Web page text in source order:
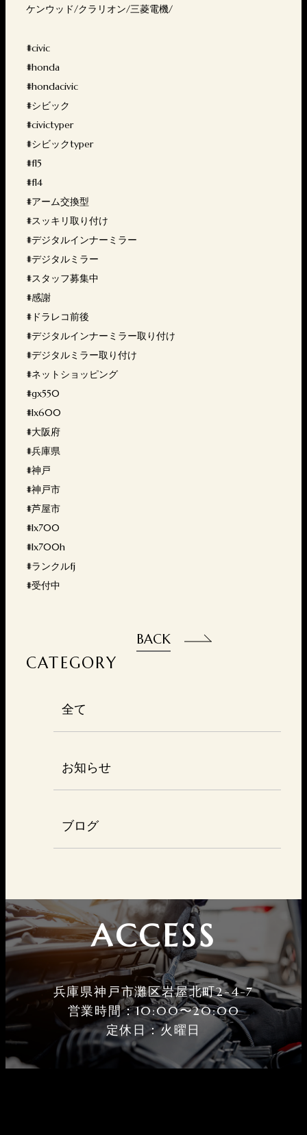
CATEGORY
全て
お知らせ
ブログ
ケンウッド/クラリオン/三菱電機/
#civic
#honda
#hondacivic
#シビック
#civictyper
#シビックtyper
#fl5
#fl4
#アーム交換型
#スッキリ取り付け
#デジタルインナーミラー
#デジタルミラー
#スタッフ募集中
#感謝
#ドラレコ前後
#デジタルインナーミラー取り付け
#デジタルミラー取り付け
#ネットショッピング
#gx550
#lx600
#大阪府
#兵庫県
#神戸
#神戸市
#芦屋市
#lx700
#lx700h
#ランクルfj
#受付中
BACK
ACCESS
兵庫県神戸市灘区岩屋北町2-4-7
営業時間：10:00〜20:00
定休⽇：火曜⽇